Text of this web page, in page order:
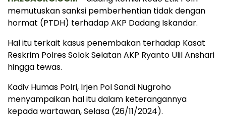
memutuskan sanksi pemberhentian tidak dengan
hormat (PTDH) terhadap AKP Dadang Iskandar.
Hal itu terkait kasus penembakan terhadap Kasat
Reskrim Polres Solok Selatan AKP Ryanto Ulil Anshari
hingga tewas.
Kadiv Humas Polri, Irjen Pol Sandi Nugroho
menyampaikan hal itu dalam keterangannya
kepada wartawan, Selasa (26/11/2024).